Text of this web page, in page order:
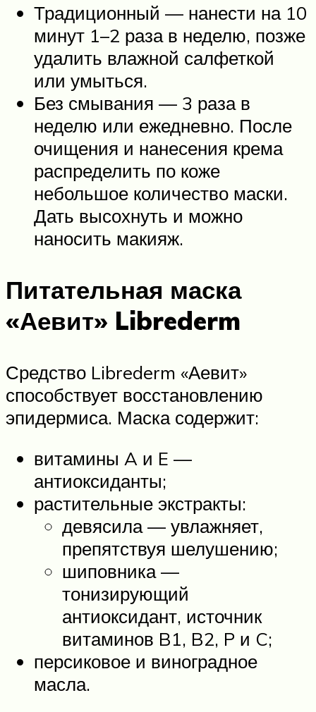
Традиционный — нанести на 10
минут 1–2 раза в неделю, позже
удалить влажной салфеткой
или умыться.
Без смывания — 3 раза в
неделю или ежедневно. После
очищения и нанесения крема
распределить по коже
небольшое количество маски.
Дать высохнуть и можно
наносить макияж.
Питательная маска
«Аевит» Librederm
Средство Librederm «Аевит»
способствует восстановлению
эпидермиса. Маска содержит:
витамины A и E —
антиоксиданты;
растительные экстракты:
девясила — увлажняет,
препятствуя шелушению;
шиповника —
тонизирующий
антиоксидант, источник
витаминов B1, B2, P и C;
персиковое и виноградное
масла.